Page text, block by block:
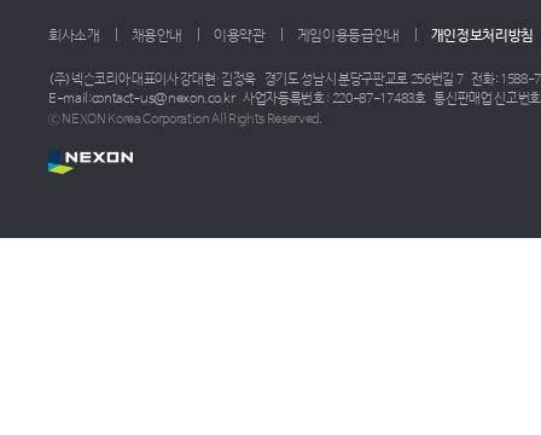
회사소개 채용안내 이용약관 게임이용등급안내 개인정보처리방침
(주)넥슨코리아 대표이사 강대현·김정욱 경기도 성남시 분당구판교로 256번길 7 전화: 1588-
E-mail:contact-us@nexon.co.kr 사업자등록번호 : 220-87-17483호 통신판매업 신고번
ⓒ NEXON Korea Corporation All Rights Reserved.